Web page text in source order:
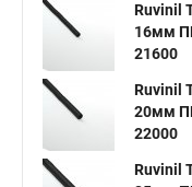
Ruvinil
16мм
21600
Ruvinil
20мм
22000
Ruvinil